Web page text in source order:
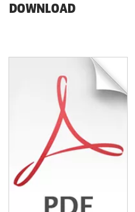
DOWNLOAD